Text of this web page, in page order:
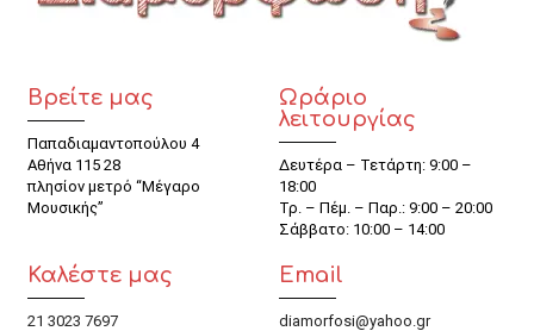
Βρείτε μας
Παπαδιαμαντοπούλου 4
Αθήνα 115 28
πλησίον μετρό “Μέγαρο
Μουσικής”
Ωράριο
λειτουργίας
Δευτέρα – Τετάρτη: 9:00 –
18:00
Τρ. – Πέμ. – Παρ.: 9:00 – 20:00
Σάββατο: 10:00 – 14:00
Καλέστε μας
21 3023 7697
Email
diamorfosi@yahoo.gr